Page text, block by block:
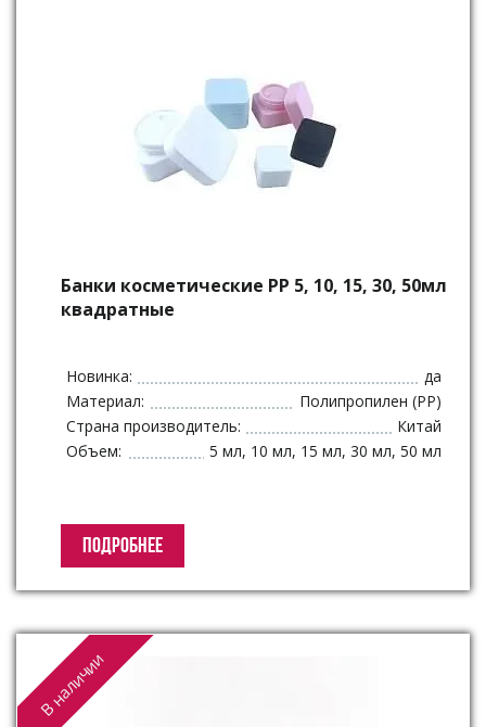
Банки косметические РР 5, 10, 15, 30, 50мл
квадратные
Новинка:
да
Материал:
Полипропилен (PP)
Страна производитель:
Китай
Объем:
5 мл, 10 мл, 15 мл, 30 мл, 50 мл
ПОДРОБНЕЕ
В наличии